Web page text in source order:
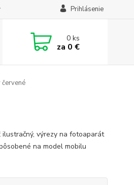
Prihlásenie
0ks
za 0 €
ilustračný, výrezy na fotoaparát
na model mobilu